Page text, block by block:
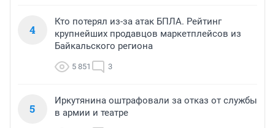
4
Кто потерял из-за атак БПЛА. Рейтинг
крупнейших продавцов маркетплейсов из
Байкальского региона
5 851 3
5
Иркутянина оштрафовали за отказ от службы
в армии и театре